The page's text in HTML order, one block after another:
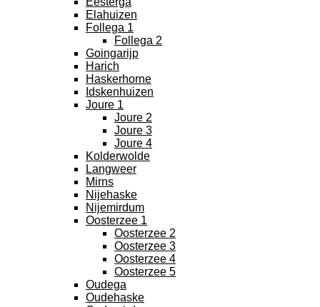
Elahuizen
Follega 1
Follega 2
Goingarijp
Harich
Haskerhorne
Idskenhuizen
Joure 1
Joure 2
Joure 3
Joure 4
Kolderwolde
Langweer
Mirns
Nijehaske
Nijemirdum
Oosterzee 1
Oosterzee 2
Oosterzee 3
Oosterzee 4
Oosterzee 5
Oudega
Oudehaske